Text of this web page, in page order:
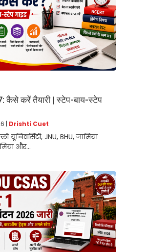
कैसे करें तैयारी | स्टेप-बाय-स्टेप
| Drishti Cuet
यूनिवर्सिटी, JNU, BHU, जामिया
और...